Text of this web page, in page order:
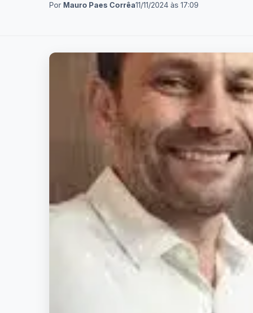
Por Mauro Paes Corrêa11/11/2024 às 17:09